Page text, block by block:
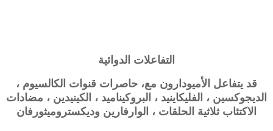
التفاعلات الدوائية
قد يتفاعل الأميودارون مع، حاصرات قنوات الكالسيوم ،
الديجوكسين ، الفليكاينيد ، البروكيناميد ، الكينيدين ، مضادات
الاكتئاب ثلاثية الحلقات ، الوارفارين وديكستروميثورفان